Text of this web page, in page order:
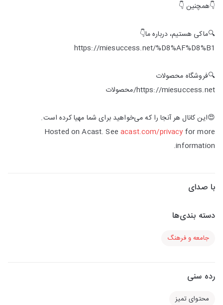
👇همچنین 👇
🔍ماکی هستیم، درباره ما👇
https://miesuccess.net/%D8%AF%D8%B1
🔍فروشگاه محصولات
https://miesuccess.net/محصولات
😍این کانال هر آنجا را که می‌خواهید برای شما مهیا کرده است.
Hosted on Acast. Seeacast.com/privacy for more
information.
با صدای
دسته بندی‌ها
جامعه و فرهنگ
رده سنی
محتوای تمیز